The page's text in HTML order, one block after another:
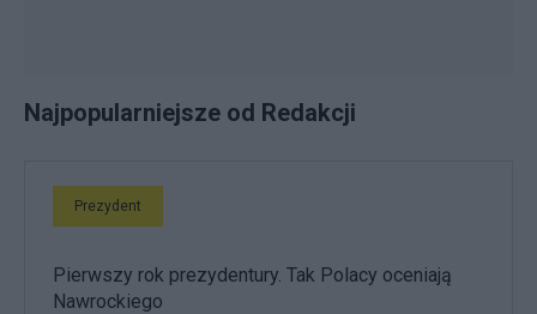
Najpopularniejsze od Redakcji
Prezydent
Pierwszy rok prezydentury. Tak Polacy oceniają
Nawrockiego